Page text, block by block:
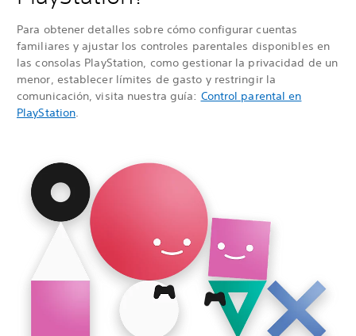
Para obtener detalles sobre cómo configurar cuentas
familiares y ajustar los controles parentales disponibles en
las consolas PlayStation, como gestionar la privacidad de un
menor, establecer límites de gasto y restringir la
comunicación, visita nuestra guía: Control parental en
PlayStation.